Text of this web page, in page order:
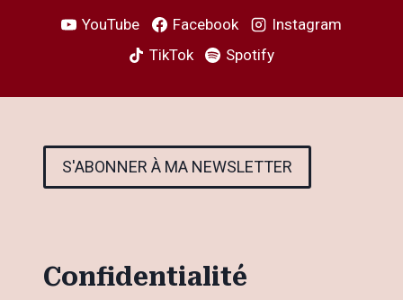
YouTube Facebook
Instagram
TikTok
Spotify
S'ABONNER À MA NEWSLETTER
Confidentialité